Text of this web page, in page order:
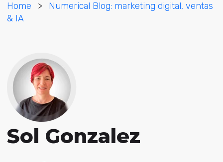
Home >
Numerical Blog: marketing digital, ventas
& IA
Sol Gonzalez